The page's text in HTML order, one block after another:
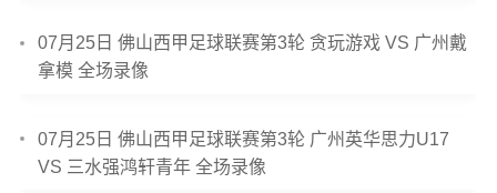
07月25日 佛山西甲足球联赛第3轮 贪玩游戏 VS 广州戴
拿模 全场录像
07月25日 佛山西甲足球联赛第3轮 广州英华思力U17
VS 三水强鸿轩青年 全场录像